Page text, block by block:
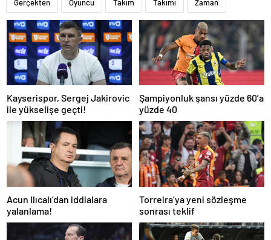
Gerçekten Oyuncu Takım Takımı Zaman
Kayserispor, Sergej Jakirovic
ile yükselişe geçti!
Şampiyonluk şansı yüzde 60’a
yüzde 40
Acun Ilıcalı’dan iddialara
yalanlama!
Torreira’ya yeni sözleşme
sonrası teklif